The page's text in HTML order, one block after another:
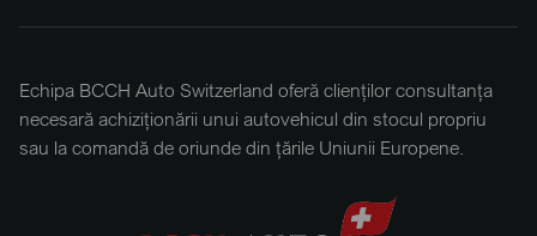
Echipa BCCH Auto Switzerland oferă clienților consultanța
necesară achiziționării unui autovehicul din stocul propriu
sau la comandă de oriunde din țările Uniunii Europene.